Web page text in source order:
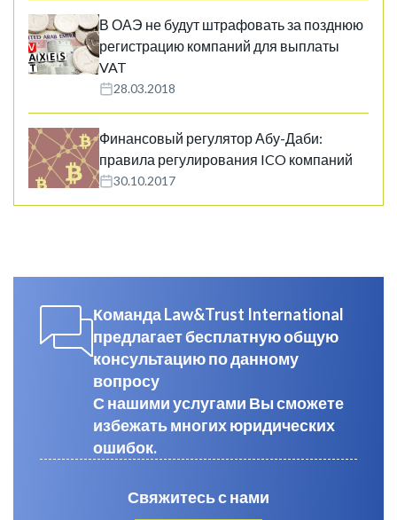
В ОАЭ не будут штрафовать за позднюю
регистрацию компаний для выплаты
VAT
28.03.2018
Финансовый регулятор Абу-Даби:
правила регулирования ICO компаний
30.10.2017
Команда Law&Trust International
предлагает бесплатную общую
консультацию по данному
вопросу
С нашими услугами Вы сможете
избежать многих юридических
ошибок.
Свяжитесь с нами